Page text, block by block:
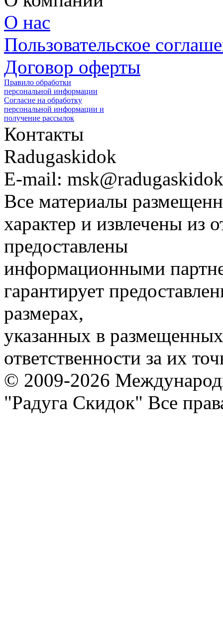
О нас
Пользовательское
Договор оферты
Правило обработки
персональной информации
Согласие на обработку
персональной информации и
получение рассылок
Контакты
Radugaskidok
E-mail:
Все материалы
характер и извлечены из
предоставлены
информационными
гарантирует
размерах,
указанных в
ответственности за их
© 2009-2026
"Радуга Скидок" Все